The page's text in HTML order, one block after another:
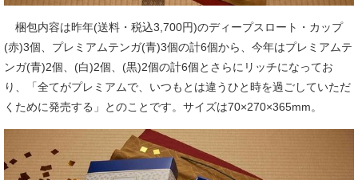
梱包内容は昨年(送料・税込3,700円)のディープスロート・カップ
(赤)3個、プレミアムテンガ(青)3個の計6個から、今年はプレミアムテ
ンガ(青)2個、(白)2個、(黒)2個の計6個とさらにリッチになってお
り、「全てがプレミアムで、いつもとは違うひと時を過ごしていただ
くために発売する」とのことです。サイズは70×270×365mm。